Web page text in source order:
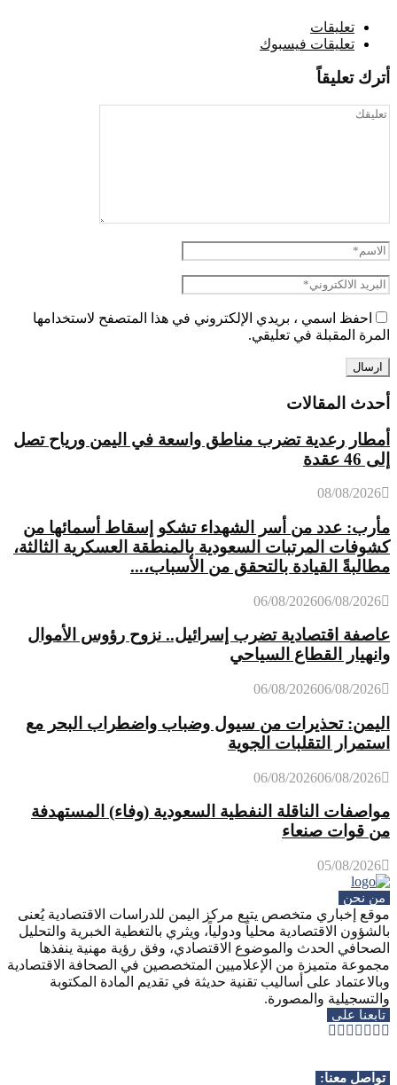
تعليقات
تعليقات فيسبوك
أترك تعليقاً
احفظ اسمي ، بريدي الإلكتروني في هذا المتصفح لاستخدامها
المرة المقبلة في تعليقي.
أحدث المقالات
أمطار رعدية تضرب مناطق واسعة في اليمن ورياح تصل
إلى 46 عقدة
08/08/2026
مأرب: عدد من أسر الشهداء تشكو إسقاط أسمائها من
كشوفات المرتبات السعودية بالمنطقة العسكرية الثالثة،
مطالبةً القيادة بالتحقق من الأسباب،...
06/08/202606/08/2026
عاصفة اقتصادية تضرب إسرائيل.. نزوح رؤوس الأموال
وانهيار القطاع السياحي
06/08/202606/08/2026
اليمن: تحذيرات من سيول وضباب واضطراب البحر مع
استمرار التقلبات الجوية
06/08/202606/08/2026
مواصفات الناقلة النفطية السعودية (وفاء) المستهدفة
من قوات صنعاء
05/08/2026
من نحن
موقع إخباري متخصص يتبع مركز اليمن للدراسات الاقتصادية يُعنى
بالشؤون الاقتصادية محلياً ودولياً، ويثري بالتغطية الخبرية والتحليل
الصحافي الحدث والموضوع الاقتصادي، وفق رؤية مهنية ينفذها
مجموعة متميزة من الإعلاميين المتخصصين في الصحافة الاقتصادية
وبالاعتماد على أساليب تقنية حديثة في تقديم المادة المكتوبة
والتسجيلية والمصورة.
تابعنا على
Facebook
Twitter
Instagram
Youtube
Rss
Telegram
Whatsapp
تواصل معنا: